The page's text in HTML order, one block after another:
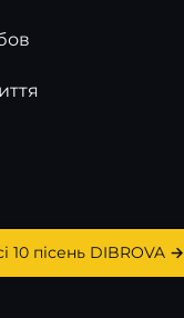
10 пісень DIBROVA →